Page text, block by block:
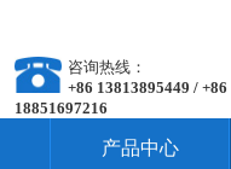
咨询热线：
+86 13813895449 / +86
18851697216
产品中心